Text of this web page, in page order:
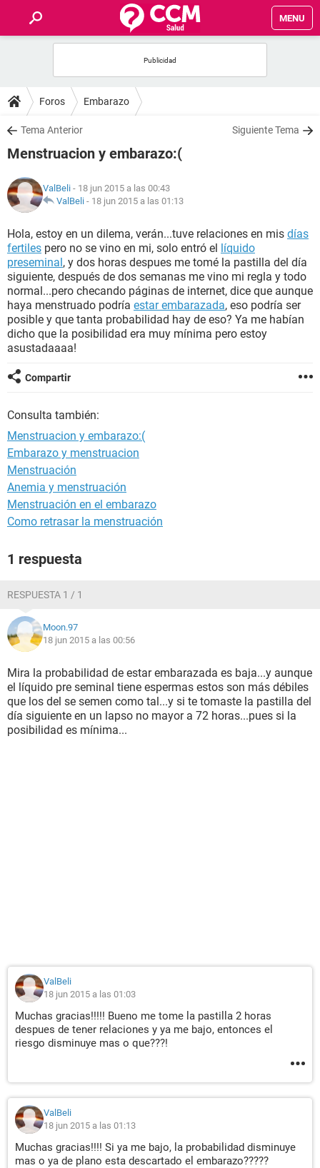
MENU
FOROS
SALUD
NUTRICIÓN
BIENESTAR
SEXUALIDAD
GLOSARIO
Foros Embarazo
Tema Anterior Siguiente Tema
Menstruacion y embarazo:(
ValBeli - 18 jun 2015 a las 00:43
ValBeli - 18 jun 2015 a las 01:13
Hola, estoy en un dilema, verán...tuve relaciones en mis días
fertiles pero no se vino en mi, solo entró el líquido
preseminal, y dos horas despues me tomé la pastilla del día
siguiente, después de dos semanas me vino mi regla y todo
normal...pero checando páginas de internet, dice que aunque
haya menstruado podría estar embarazada, eso podría ser
posible y que tanta probabilidad hay de eso? Ya me habían
dicho que la posibilidad era muy mínima pero estoy
asustadaaaa!
Compartir
Consulta también:
Menstruacion y embarazo:(
Embarazo y menstruacion
Menstruación
Anemia y menstruación
Menstruación en el embarazo
Como retrasar la menstruación
1 respuesta
RESPUESTA 1 / 1
Moon.97
18 jun 2015 a las 00:56
Mira la probabilidad de estar embarazada es baja...y aunque
el líquido pre seminal tiene espermas estos son más débiles
que los del se semen como tal...y si te tomaste la pastilla del
día siguiente en un lapso no mayor a 72 horas...pues si la
posibilidad es mínima...
ValBeli
18 jun 2015 a las 01:03
Muchas gracias!!!!! Bueno me tome la pastilla 2 horas
despues de tener relaciones y ya me bajo, entonces el
riesgo disminuye mas o que???!
ValBeli
18 jun 2015 a las 01:13
Muchas gracias!!!! Si ya me bajo, la probabilidad disminuye
mas o ya de plano esta descartado el embarazo?????